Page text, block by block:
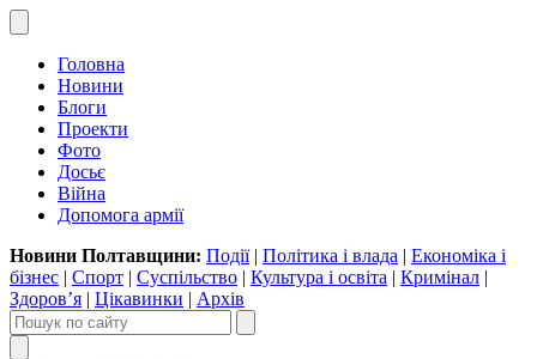
Головна
Новини
Блоги
Проекти
Фото
Досьє
Війна
Допомога армії
Новини Полтавщини: Події| Політика і влада | Економіка і
бізнес | Спорт | Суспільство | Культура і освіта | Кримінал |
Здоров’я | Цікавинки | Архів